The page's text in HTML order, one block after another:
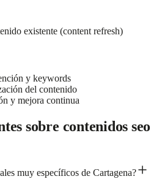
existente (content refresh)
y keywords
del contenido
y mejora continua
sobre contenidos seo
muy específicos de Cartagena?